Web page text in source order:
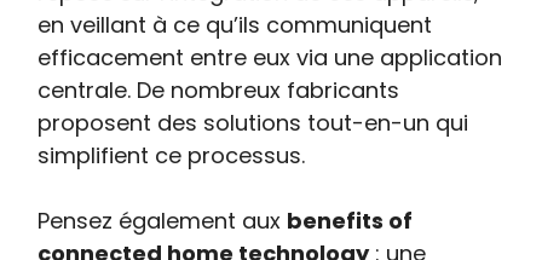
en veillant à ce qu’ils communiquent
efficacement entre eux via une application
centrale. De nombreux fabricants
proposent des solutions tout-en-un qui
simplifient ce processus.
Pensez également aux benefits of
connected home technology: une